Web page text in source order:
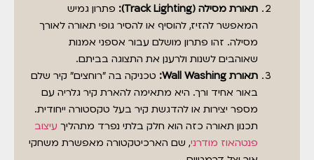
תאורת מסילה (Track Lighting):
פתרון גמיש
המאפשר להזיז, להוסיף או להסיר גופי תאורה לאורך
מסילה. זהו פתרון מושלם עבור אספני אמנות
שאוהבים לשנות ולרענן את התצוגה בביתם.
תאורת Wall Washing:
טכניקה בה "רוחצים" קיר שלם
באור אחיד ורך. היא מתאימה להארת קיר גלריה עם
מספר יצירות או להדגשת קיר בעל טקסטורה ייחודית.
תכנון תאורה כזה הוא חלק בלתי נפרד מתהליך עיצוב
פנטהאוז מודרני, שם הארכיטקטורה מאפשרת משחקי